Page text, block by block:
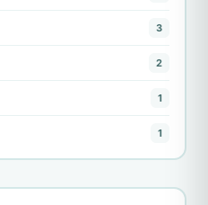
3
2
1
1